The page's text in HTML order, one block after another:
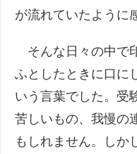
が流れていたように
そんな日々の中で
ふとしたときに口に
いう言葉でした。受
苦しいもの、我慢の
もしれません。しか